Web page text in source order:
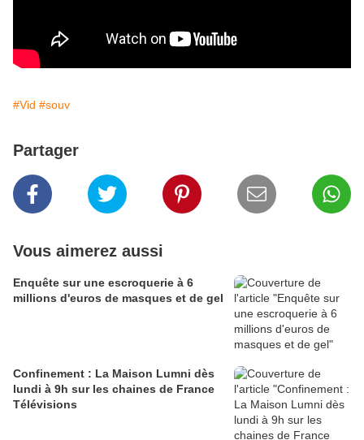
#Vid #souv
Partager
Vous aimerez aussi
Enquête sur une escroquerie à 6
millions d'euros de masques et de gel
Confinement : La Maison Lumni dès
lundi à 9h sur les chaines de France
Télévisions